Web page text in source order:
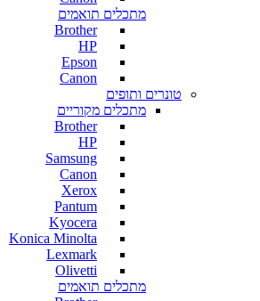
מתכלים תואמים
Brother
HP
Epson
Canon
טונרים ותופים
מתכלים מקוריים
Brother
HP
Samsung
Canon
Xerox
Pantum
Kyocera
Konica Minolta
Lexmark
Olivetti
מתכלים תואמים